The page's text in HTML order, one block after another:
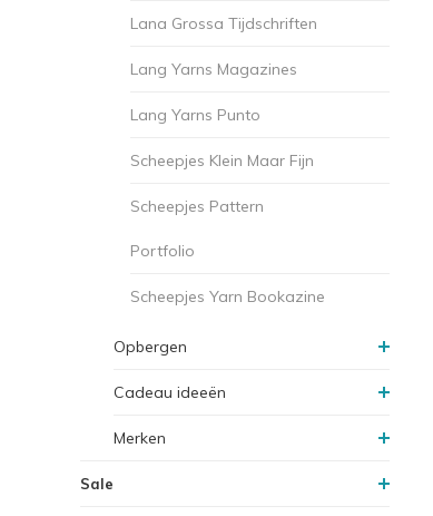
Lana Grossa Tijdschriften
Lang Yarns Magazines
Lang Yarns Punto
Scheepjes Klein Maar Fijn
Scheepjes Pattern
Portfolio
Scheepjes Yarn Bookazine
Opbergen
Cadeau ideeën
Merken
Sale